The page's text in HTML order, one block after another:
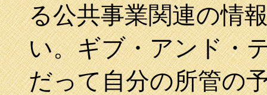
る公共事業関連の情
い。ギブ・アンド・
だって自分の所管の